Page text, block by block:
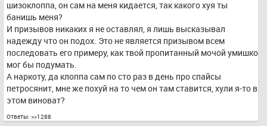
шизоклоппа, он сам на меня кидается, так какого хуя ты
банишь меня?
И призывов никаких я не оставлял, я лишь высказывал
надежду что он подох. Это не является призывом всем
последовать его примеру, как твой пропитанный мочой умишко
мог бы подумать.
А наркоту, да клоппа сам по сто раз в день про спайсы
петросянит, мне же похуй на то чем он там ставится, хули я-то в
этом виноват?
Ответы: >>1288